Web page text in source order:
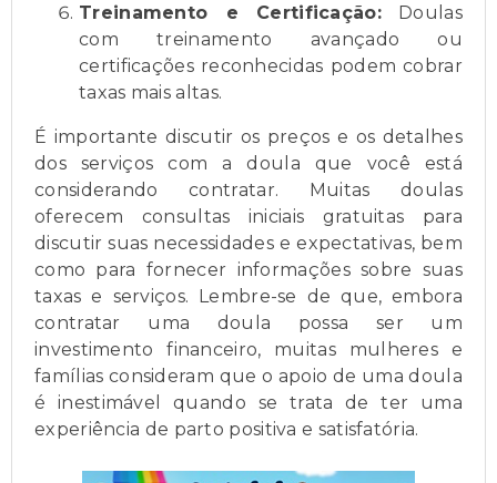
Treinamento e Certificação:Doulas
com treinamento avançado ou
certificações reconhecidas podem cobrar
taxas mais altas.
É importante discutir os preços e os detalhes
dos serviços com a doula que você está
considerando contratar. Muitas doulas
oferecem consultas iniciais gratuitas para
discutir suas necessidades e expectativas, bem
como para fornecer informações sobre suas
taxas e serviços. Lembre-se de que, embora
contratar uma doula possa ser um
investimento financeiro, muitas mulheres e
famílias consideram que o apoio de uma doula
é inestimável quando se trata de ter uma
experiência de parto positiva e satisfatória.